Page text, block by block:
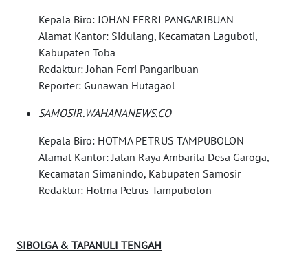
Kepala Biro: JOHAN FERRI PANGARIBUAN
Alamat Kantor: Sidulang, Kecamatan Laguboti,
Kabupaten Toba
Redaktur: Johan Ferri Pangaribuan
Reporter: Gunawan Hutagaol
SAMOSIR.WAHANANEWS.CO
Kepala Biro: HOTMA PETRUS TAMPUBOLON
Alamat Kantor: Jalan Raya Ambarita Desa Garoga,
Kecamatan Simanindo, Kabupaten Samosir
Redaktur: Hotma Petrus Tampubolon
SIBOLGA & TAPANULI TENGAH
WAHANA
PERSONA
WAHANA
OTOMOTIF
WAHANA
HEALTH
WAHANA